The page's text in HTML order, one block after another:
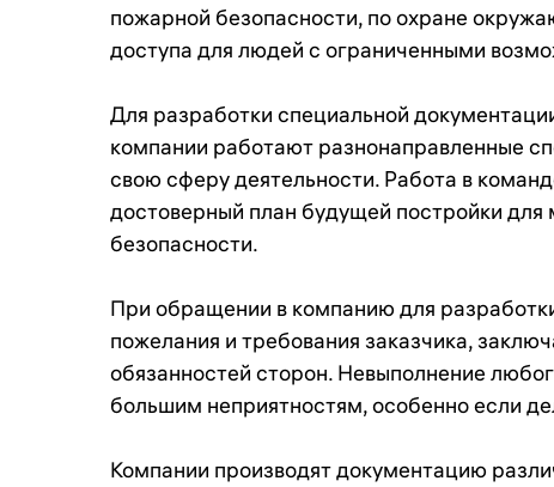
пожарной безопасности, по охране
доступа для людей с ограниченными
Для разработки специальной
компании работают разнонаправленные
свою сферу деятельности. Работа в
достоверный план будущей постройки
безопасности.
При обращении в компанию для
пожелания и требования заказчика,
обязанностей сторон. Невыполнение
большим неприятностям, особенно если
Компании производят документацию